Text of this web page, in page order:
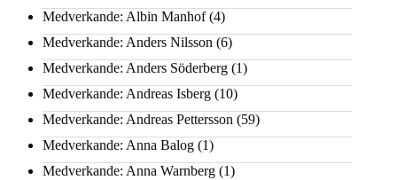
Medverkande: Albin Manhof(4)
Medverkande: Anders Nilsson (6)
Medverkande: Anders Söderberg (1)
Medverkande: Andreas Isberg (10)
Medverkande: Andreas Pettersson (59)
Medverkande: Anna Balog (1)
Medverkande: Anna Warnberg (1)